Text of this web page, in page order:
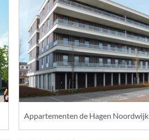
Appartementen de Hagen Noordwijk